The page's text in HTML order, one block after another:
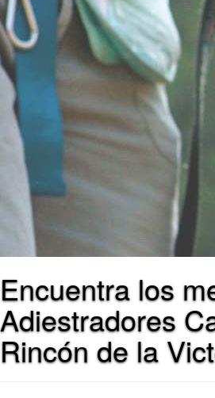
Encuentra los
Adiestradores
Rincón de la